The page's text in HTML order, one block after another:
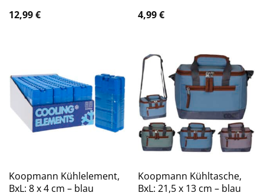
12,99€
4,99€
Koopmann Kühlelement,
BxL: 8 x 4 cm – blau
Koopmann Kühltasche,
BxL: 21,5 x 13 cm – blau